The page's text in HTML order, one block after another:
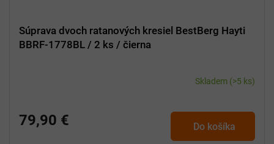
Súprava dvoch ratanových kresiel BestBerg Hayti
BBRF-1778BL / 2 ks / čierna
Skladem (>5 ks)
79,90 € Do košíka